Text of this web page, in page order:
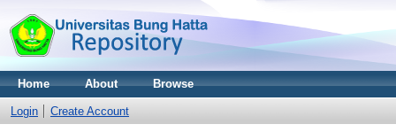
Home About Browse
Login Create Account